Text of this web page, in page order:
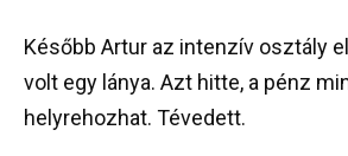
Később Artur az intenzív osztály
volt egy lánya. Azt hitte, a pénz
helyrehozhat. Tévedett.